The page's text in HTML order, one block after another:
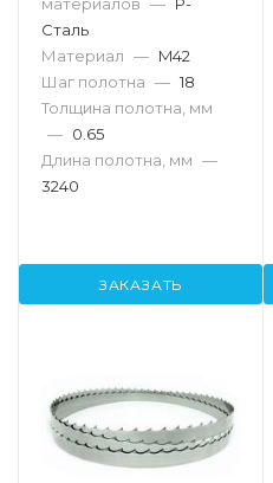
Сталь
Материал — M42
Шаг полотна — 18
Толщина полотна, мм
— 0.65
Длина полотна, мм —
3240
ЗАКАЗАТЬ